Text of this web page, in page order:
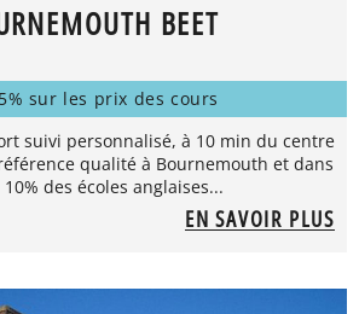
BEET
sur les prix des cours
suivi personnalisé, à 10 min du centre
qualité à Bournemouth et dans
des écoles anglaises...
EN SAVOIR PLUS